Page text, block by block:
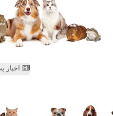
اخبار